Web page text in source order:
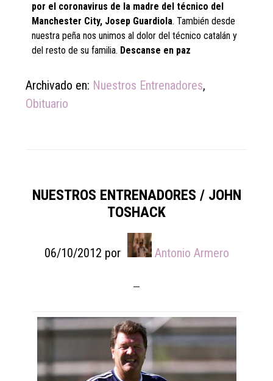
por el coronavirus de la madre del técnico del
Manchester City, Josep Guardiola. También desde
nuestra peña nos unimos al dolor del técnico catalán y
del resto de su familia. Descanse en paz
Archivado en: Nuestros Entrenadores,
Obituario
NUESTROS ENTRENADORES / JOHN
TOSHACK
06/10/2012 por Antonio Armero